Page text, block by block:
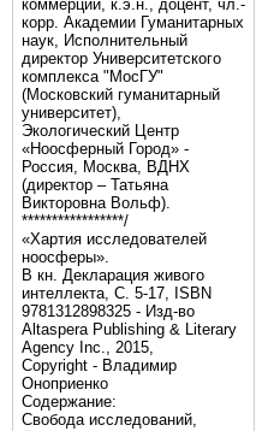
коммерции, к.э.н., доцент, чл.-
корр. Академии Гуманитарных
наук, Исполнительный
директор Университетского
комплекса "МосГУ"
(Московский гуманитарный
университет),
Экологический Центр
«Ноосферный Город» -
Россия, Москва, ВДНХ
(директор – Татьяна
Викторовна Вольф).
*****************/
«Хартия исследователей
ноосферы».
В кн. Декларация живого
интеллекта, С. 5-17, ISBN
9781312898325 - Изд-во
Altaspera Publishing & Literary
Agency Inc., 2015,
Copyright - Владимир
Оноприенко
Содержание:
Свобода исследований,